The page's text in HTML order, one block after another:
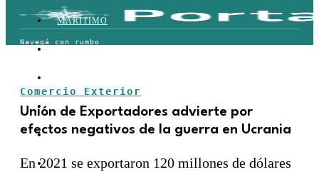
MARÍTIMO
FERROVIARIO
LOGÍSTICA
COMERCIO EXTERIOR
Comercio Exterior
Unión de Exportadores advierte por
efectos negativos de la guerra en Ucrania
En 2021 se exportaron 120 millones de dólares